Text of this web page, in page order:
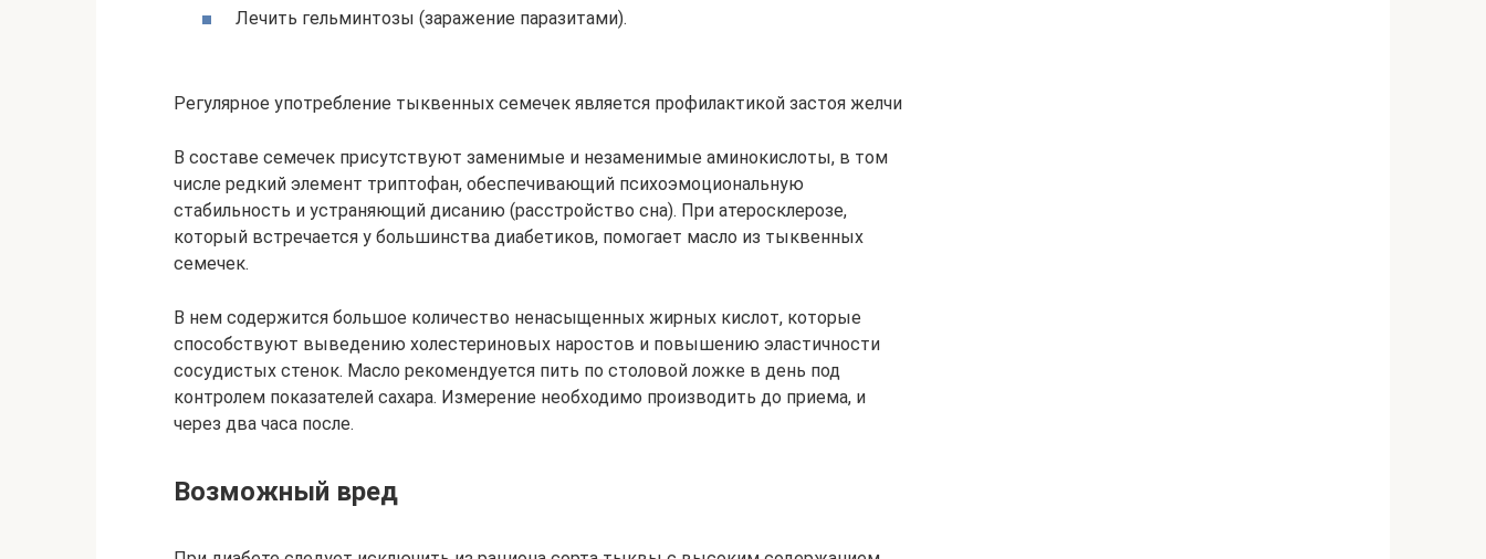
Лечить гельминтозы (заражение паразитами).
Регулярное употребление тыквенных семечек является профилактикой застоя желчи
В составе семечек присутствуют заменимые и незаменимые аминокислоты, в том
числе редкий элемент триптофан, обеспечивающий психоэмоциональную
стабильность и устраняющий дисанию (расстройство сна). При атеросклерозе,
который встречается у большинства диабетиков, помогает масло из тыквенных
семечек.
В нем содержится большое количество ненасыщенных жирных кислот, которые
способствуют выведению холестериновых наростов и повышению эластичности
сосудистых стенок. Масло рекомендуется пить по столовой ложке в день под
контролем показателей сахара. Измерение необходимо производить до приема, и
через два часа после.
Возможный вред